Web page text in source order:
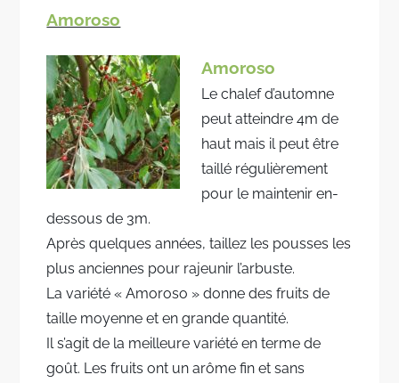
Amoroso
Amoroso
Le chalef d’automne
peut atteindre 4m de
haut mais il peut être
taillé régulièrement
pour le maintenir en-
dessous de 3m.
Après quelques années, taillez les pousses les
plus anciennes pour rajeunir l’arbuste.
La variété « Amoroso » donne des fruits de
taille moyenne et en grande quantité.
Il s’agit de la meilleure variété en terme de
goût. Les fruits ont un arôme fin et sans